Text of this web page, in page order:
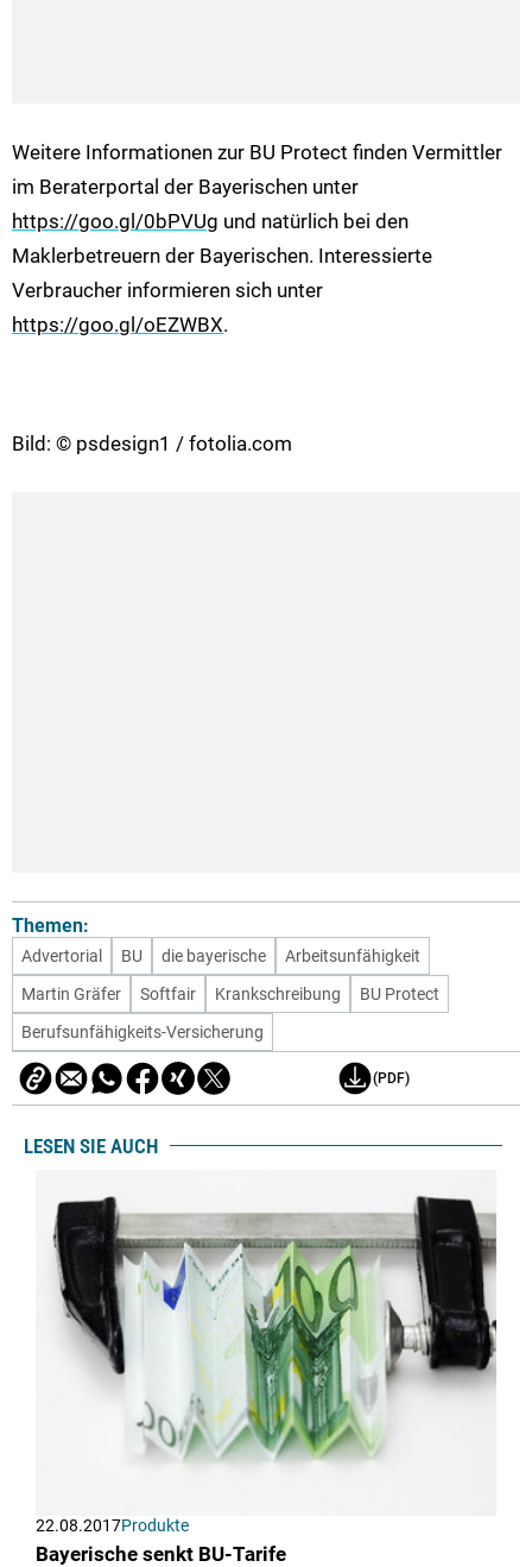
Weitere Informationen zur BU Protect finden Vermittler
im Beraterportal der Bayerischen unter
https://goo.gl/0bPVUg und natürlich bei den
Maklerbetreuern der Bayerischen. Interessierte
Verbraucher informieren sich unter
https://goo.gl/oEZWBX.
Bild: © psdesign1 / fotolia.com
Themen:
Advertorial BU die bayerische
Arbeitsunfähigkeit
Martin Gräfer
Softfair Krankschreibung
BU Protect
Berufsunfähigkeits-Versicherung
(PDF)
LESEN SIE AUCH
22.08.2017Produkte
Bayerische senkt BU-Tarife